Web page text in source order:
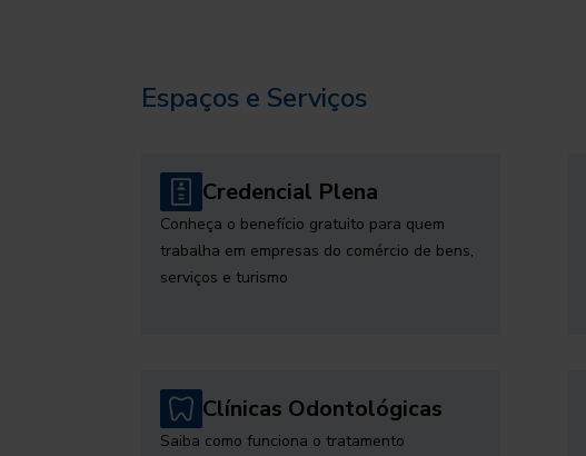
Espaços e Serviços
Credencial Plena
Conheça o benefício gratuito para quem
trabalha em empresas do comércio de bens,
serviços e turismo
Clínicas Odontológicas
Saiba como funciona o tratamento